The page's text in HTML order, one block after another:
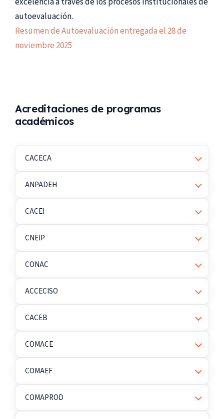
autoevaluación.
Resumen de Autoevaluación entregada el 28 de
noviembre 2025
Acreditaciones de programas
académicos
CACECA
ANPADEH
CACEI
CNEIP
CONAC
ACCECISO
CACEB
COMACE
COMAEF
COMAPROD